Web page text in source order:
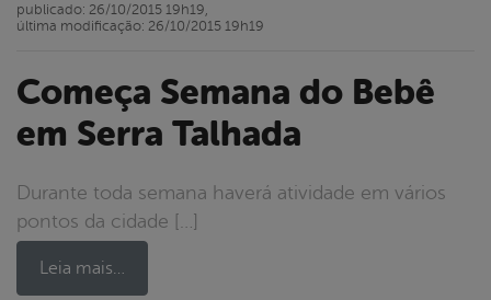
Começa Semana do Bebê
em Serra Talhada
Durante toda semana haverá atividade em vários
pontos da cidade […]
Leia mais…
publicado: 26/10/2015 19h19,
última modificação: 26/10/2015 19h19